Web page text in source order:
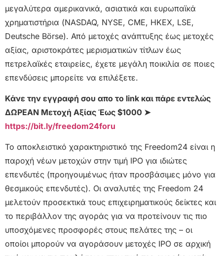
μεγαλύτερα αμερικανικά, ασιατικά και ευρωπαϊκά
χρηματιστήρια (NASDAQ, NYSE, CME, HKEX, LSE,
Deutsche Börse). Από μετοχές ανάπτυξης έως μετοχές
αξίας, αριστοκράτες μερισματικών τίτλων έως
πετρελαϊκές εταιρείες, έχετε μεγάλη ποικιλία σε ποιες
επενδύσεις μπορείτε να επιλέξετε.
Κάνε την εγγραφή σου απο το link και πάρε εντελώς
ΔΩΡΕΑΝ Μετοχή Αξίας Έως $1000 ➤
https://bit.ly/freedom24foru
Το αποκλειστικό χαρακτηριστικό της Freedom24 είναι η
παροχή νέων μετοχών στην τιμή IPO για ιδιώτες
επενδυτές (προηγουμένως ήταν προσβάσιμες μόνο για
θεσμικούς επενδυτές). Οι αναλυτές της Freedom 24
μελετούν προσεκτικά τους επιχειρηματικούς δείκτες και
το περιβάλλον της αγοράς για να προτείνουν τις πιο
υποσχόμενες προσφορές στους πελάτες της – οι
οποίοι μπορούν να αγοράσουν μετοχές IPO σε αρχική